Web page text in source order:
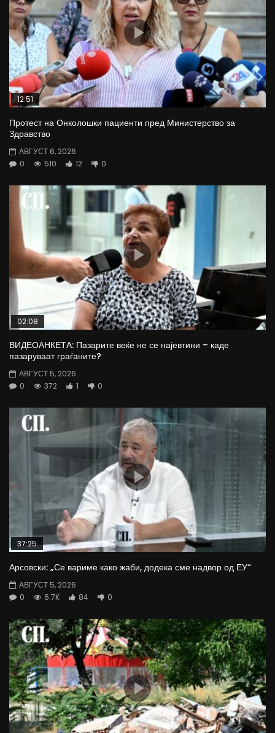
12:51
Протест на Онколошки пациенти пред Министерство за
Здравство
АВГУСТ 6, 2026
0
510 12 0
02:08
ВИДЕОАНКЕТА: Пазарите веќе не се најевтини – каде
пазаруваат граѓаните?
АВГУСТ 5, 2026
0
372 1 0
37:25
Арсовски: „Се вариме како жаби, додека сме надвор од ЕУ“
АВГУСТ 5, 2026
0
6.7K 84 0